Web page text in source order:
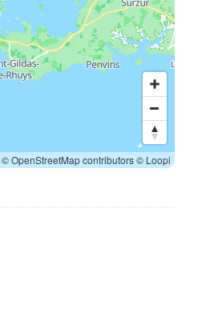
© OpenStreetMap contributors© Loopi